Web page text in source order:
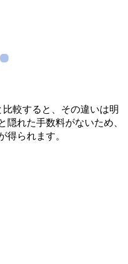
較すると、その違いは明
れた手数料がないため、
られます。